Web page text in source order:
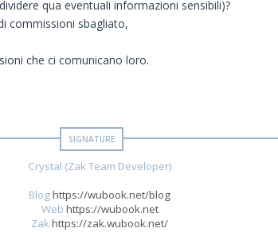
qua eventuali informazioni sensibili)?
commissioni sbagliato,
che ci comunicano loro.
Crystal (Zak Team Developer)
Bloghttps://wubook.net/blog
Web https://wubook.net
Zak https://zak.wubook.net/